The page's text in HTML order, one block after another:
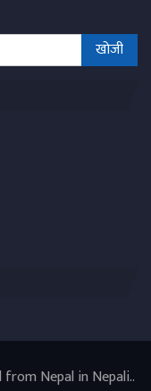
Nepal in Nepali..